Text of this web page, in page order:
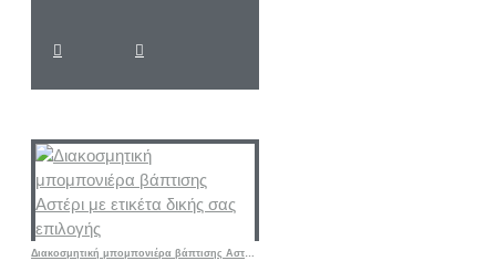
Διακοσμητική μπομπονιέρα βάπτισης Αστέρι με ετικέτα δικής σας επιλογής